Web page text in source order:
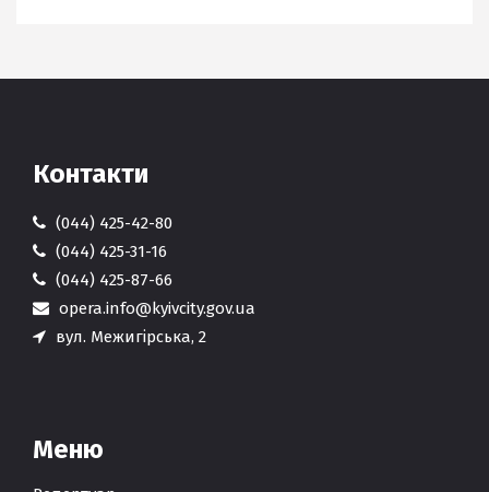
Контакти
(044) 425-42-80
(044) 425-31-16
(044) 425-87-66
opera.info@kyivcity.gov.ua
вул. Межигірська, 2
Меню